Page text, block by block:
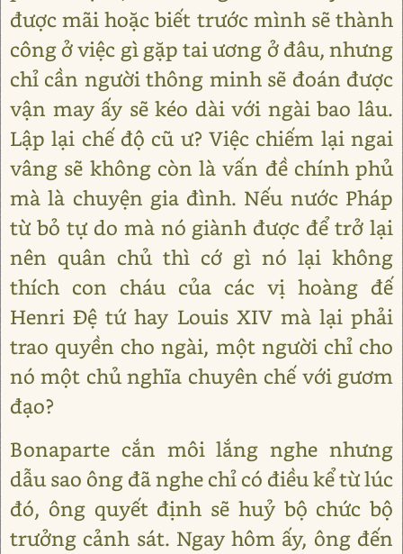
được mãi hoặc biết trước mình sẽ thành
công ở việc gì gặp tai ương ở đâu, nhưng
chỉ cần người thông minh sẽ đoán được
vận may ấy sẽ kéo dài với ngài bao lâu.
Lập lại chế độ cũ ư? Việc chiếm lại ngai
vâng sẽ không còn là vấn đề chính phủ
mà là chuyện gia đình. Nếu nước Pháp
từ bỏ tự do mà nó giành được để trở lại
nên quân chủ thì cớ gì nó lại không
thích con cháu của các vị hoàng đế
Henri Đệ tứ hay Louis XIV mà lại phải
trao quyền cho ngài, một người chỉ cho
nó một chủ nghĩa chuyên chế với gươm
đạo?
Bonaparte cắn môi lắng nghe nhưng
dẫu sao ông đã nghe chỉ có điều kể từ lúc
đó, ông quyết định sẽ huỷ bộ chức bộ
trưởng cảnh sát. Ngay hôm ấy, ông đến